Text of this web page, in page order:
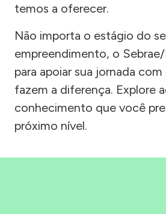
temos a oferecer.
Não importa o estágio do
empreendimento, o Sebrae/
para apoiar sua jornada
fazem a diferença. Explore
conhecimento que você
próximo nível.